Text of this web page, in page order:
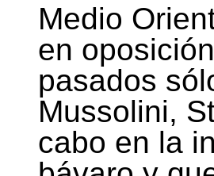
Medio
en
pasados
Mussolini,
cabo en la